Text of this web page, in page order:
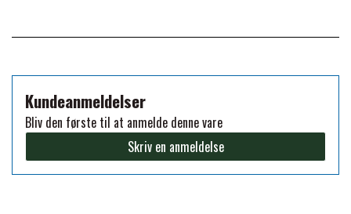
PREMIER EQUINE KØLETERAPI
PREMIER EQUINE GROOMING & STALD
PREMIER EQUINE RYTTER
MUSTAD
NAF
Kundeanmeldelser
Bliv den første til at anmelde denne vare
Skriv en anmeldelse